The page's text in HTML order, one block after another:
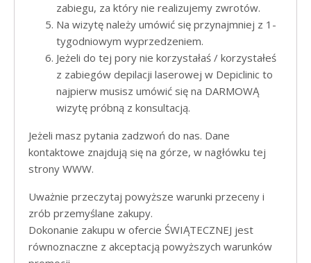
zabiegu, za który nie realizujemy zwrotów.
Na wizytę należy umówić się przynajmniej z 1-
tygodniowym wyprzedzeniem.
Jeżeli do tej pory nie korzystałaś / korzystałeś
z zabiegów depilacji laserowej w Depiclinic to
najpierw musisz umówić się na DARMOWĄ
wizytę próbną z konsultacją.​
Jeżeli masz pytania zadzwoń do nas. Dane
kontaktowe znajdują się na górze, w nagłówku tej
strony WWW.
Uważnie przeczytaj powyższe warunki przeceny i
zrób przemyślane zakupy.
Dokonanie zakupu w ofercie ŚWIĄTECZNEJ jest
równoznaczne z akceptacją powyższych warunków